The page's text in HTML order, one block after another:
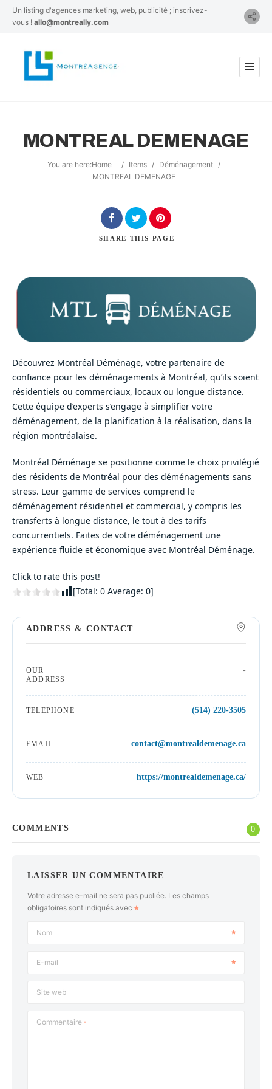
Un listing d'agences marketing, web, publicité ; inscrivez-
vous ! allo@montreally.com
MONTREAL DEMENAGE
You are here:Home / Items / Déménagement
/
MONTREAL DEMENAGE
SHARE THIS PAGE
Découvrez Montréal Déménage, votre partenaire de
confiance pour les déménagements à Montréal, qu’ils soient
résidentiels ou commerciaux, locaux ou longue distance.
Cette équipe d’experts s’engage à simplifier votre
déménagement, de la planification à la réalisation, dans la
région montréalaise.
Montréal Déménage se positionne comme le choix privilégié
des résidents de Montréal pour des déménagements sans
stress. Leur gamme de services comprend le
déménagement résidentiel et commercial, y compris les
transferts à longue distance, le tout à des tarifs
concurrentiels. Faites de votre déménagement une
expérience fluide et économique avec Montréal Déménage.
Click to rate this post!
[Total: 0 Average: 0]
ADDRESS & CONTACT
OUR
ADDRESS
-
TELEPHONE (514) 220-3505
EMAIL contact@montrealdemenage.ca
WEB https://montrealdemenage.ca/
COMMENTS 0
LAISSER UN COMMENTAIRE
Votre adresse e-mail ne sera pas publiée. Les champs
obligatoires sont indiqués avec
Nom
E-mail
Site web
Commentaire *